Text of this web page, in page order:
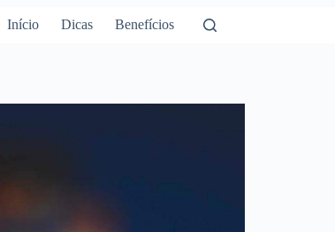
Início Dicas Benefícios